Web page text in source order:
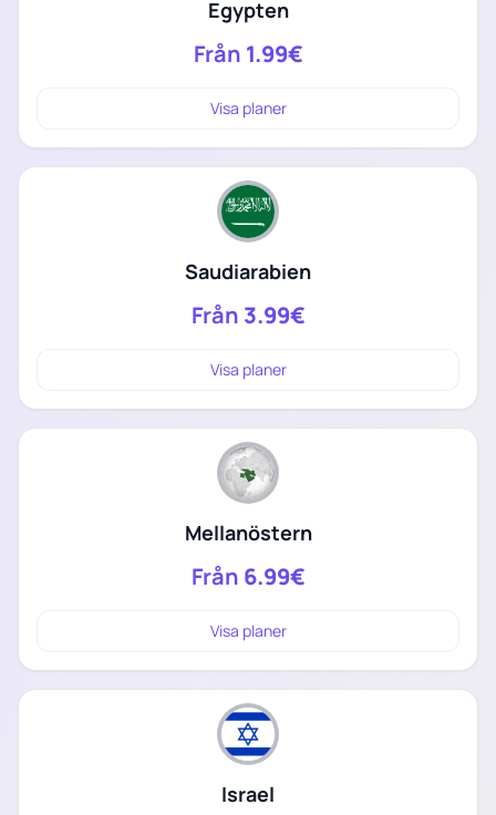
Egypten
Från 1.99€
Visa planer
Saudiarabien
Från 3.99€
Visa planer
Mellanöstern
Från 6.99€
Visa planer
Israel